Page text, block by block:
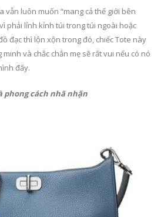
vẫn luôn muốn “mang cả thế giới bên
phải lỉnh kỉnh túi trong túi ngoài hoặc
đạc thì lộn xộn trong đó, chiếc Tote này
và chắc chắn mẹ sẽ rất vui nếu có nó
đấy.
phong cách nhã nhặn